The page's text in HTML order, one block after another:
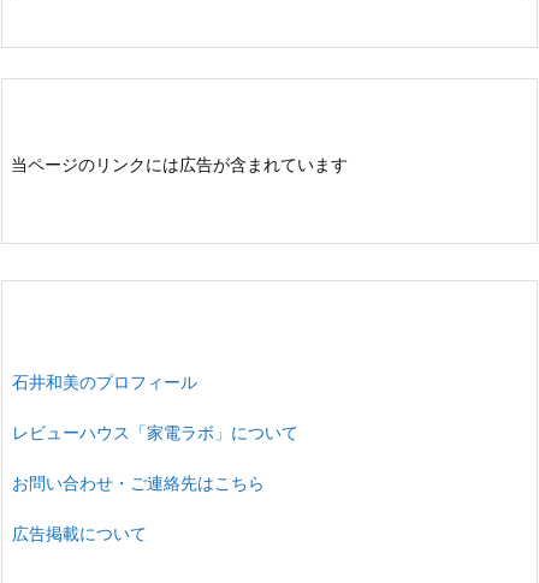
当ページのリンクには広告が含まれています
石井和美のプロフィール
レビューハウス「家電ラボ」について
お問い合わせ・ご連絡先はこちら
広告掲載について